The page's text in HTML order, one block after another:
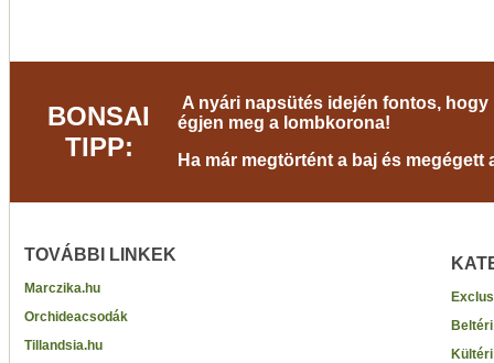
BONSAI
TIPP:
A nyári napsütés idején fontos,
égjen meg a lombkorona!
Ha már megtörtént a baj és
TOVÁBBI LINKEK
Marczika.hu
Orchideacsodák
Tillandsia.hu